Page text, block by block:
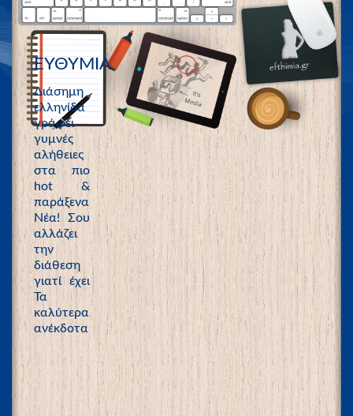
ΕΥΘΥΜΙΑ
Διάσημη
ελληνίδα
γράφει
γυμνές
αλήθειες
στα πιο
hot &
παράξενα
Νέα! Σου
αλλάζει
την
διάθεση
γιατί έχει
Τα
καλύτερα
ανέκδοτα